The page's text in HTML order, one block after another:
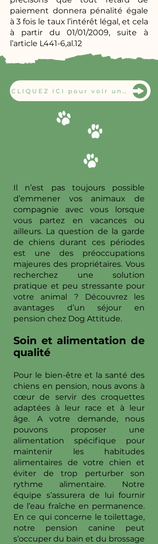
paiement donnera pénalité égale
à 3 fois le taux l’intérêt légal, et cela
à partir du 01/01/2009, suite à
l’article L441-6,al.12
Il n’est pas toujours possible
d’emmener vos animaux de
compagnie avec vous lorsque
vous partez en vacances ou
ailleurs. La question de la garde
de chiens durant ces périodes
est une des préoccupations
majeures des propriétaires. Vous
recherchez une solution
pratique et peu stressante pour
votre animal ? Découvrez les
avantages d’un séjour en
pension chez Dog Attitude.
Soin et alimentation de
qualité
Pour le bien-être et la santé des
chiens en pension, nous avons à
cœur de servir des croquettes
adaptées à leur race et à leur
âge. A votre demande, nous
pouvons proposer une
alimentation spécifique pour
maintenir les habitudes
alimentaires de votre chien et
éviter de trop perturber son
rythme alimentaire. Notre
équipe s’assurera de lui fournir
de l’eau fraîche en permanence.
En ce qui concerne le toilettage,
notre pension canine peut
s’occuper du bain et du brossage